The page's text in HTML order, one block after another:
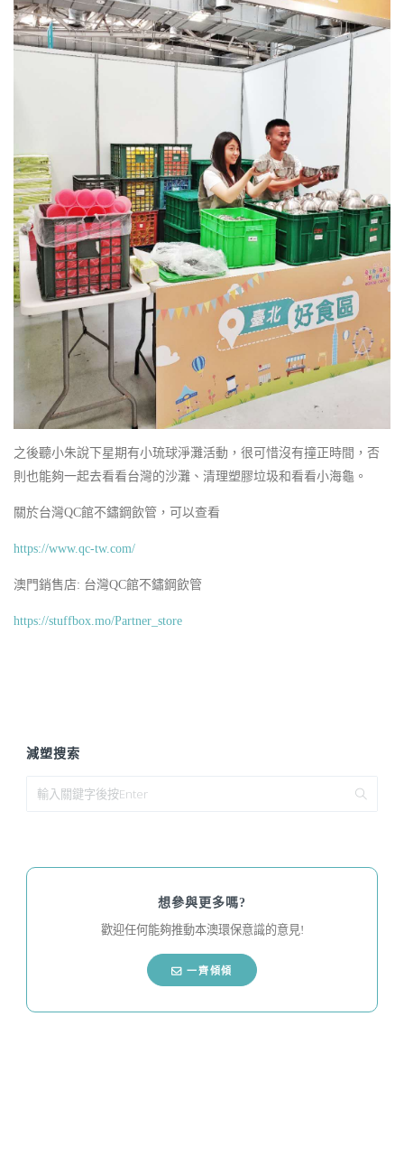
之後聽小朱說下星期有小琉球淨灘活動，很可惜沒有撞正時間，否
則也能夠一起去看看台灣的沙灘、清理塑膠垃圾和看看小海龜。
關於台灣QC館不鏽鋼飲管，可以查看
https://www.qc-tw.com/
澳門銷售店: 台灣QC館不鏽鋼飲管
https://stuffbox.mo/Partner_store
減塑搜索
想參與更多嗎?
歡迎任何能夠推動本澳環保意識的意見!
一齊傾傾